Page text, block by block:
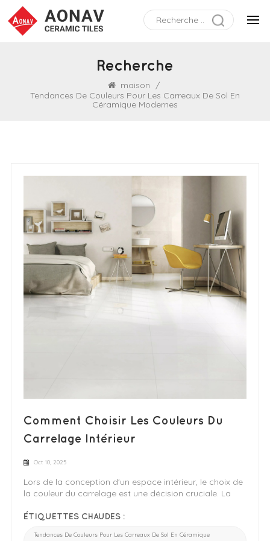
Recherche
maison
/
Tendances De Couleurs Pour Les Carreaux De Sol En
Céramique Modernes
Comment Choisir Les Couleurs Du
Carrelage Intérieur
Oct 10, 2025
Lors de la conception d'un espace intérieur, le choix de
la couleur du carrelage est une décision cruciale. La
porcelaine donne non seulement le ton à la pièce, mais
ÉTIQUETTES CHAUDES :
Tendances De Couleurs Pour Les Carreaux De Sol En Céramique